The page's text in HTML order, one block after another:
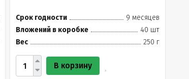
Срок годности
9 месяцев
Вложений в коробке
40 шт
Вес
250 г
В корзину